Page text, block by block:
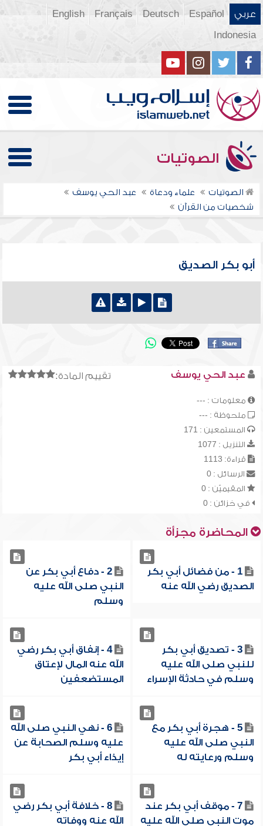
عربي Español
Deutsch
Français
English
Indonesia
الصوتيات
الصوتيات علماء ودعاة
عبد الحي يوسف
شخصيات من القرآن
أبو بكر الصديق
تقييم المادة: عبد الحي يوسف
معلومات : ---
ملحوظة : ---
المستمعين : 171
التنزيل : 1077
قراءة: 1113
الرسائل : 0
المقيميّن : 0
في خزائن : 0
المحاضرة مجزأة
1 - من فضائل أبي بكر
الصديق رضي الله عنه
2 - دفاع أبي بكر عن
النبي صلى الله عليه
وسلم
3 - تصديق أبي بكر
للنبي صلى الله عليه
وسلم في حادثة الإسراء
4 - إنفاق أبي بكر رضي
الله عنه المال لإعتاق
المستضعفين
5 - هجرة أبي بكر مع
النبي صلى الله عليه
وسلم ورعايته له
6 - نهي النبي صلى الله
عليه وسلم الصحابة عن
إيذاء أبي بكر
7 - موقف أبي بكر عند
موت النبي صلى الله عليه
8 - خلافة أبي بكر رضي
الله عنه ووفاته